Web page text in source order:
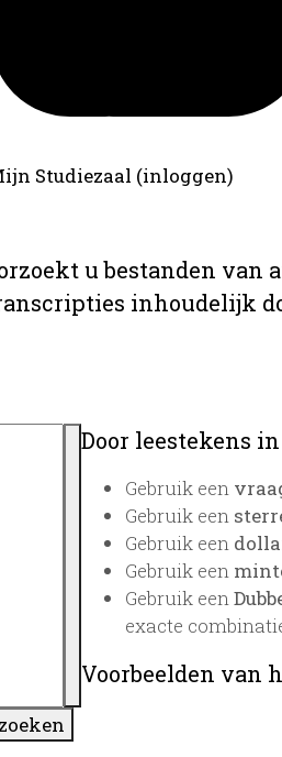
Studiezaal (inloggen)
u bestanden
inhoudelijk
Door leestekens
Gebruik een
Gebruik een
Gebruik een
Gebruik een
Gebruik een
exacte
Voorbeelden van